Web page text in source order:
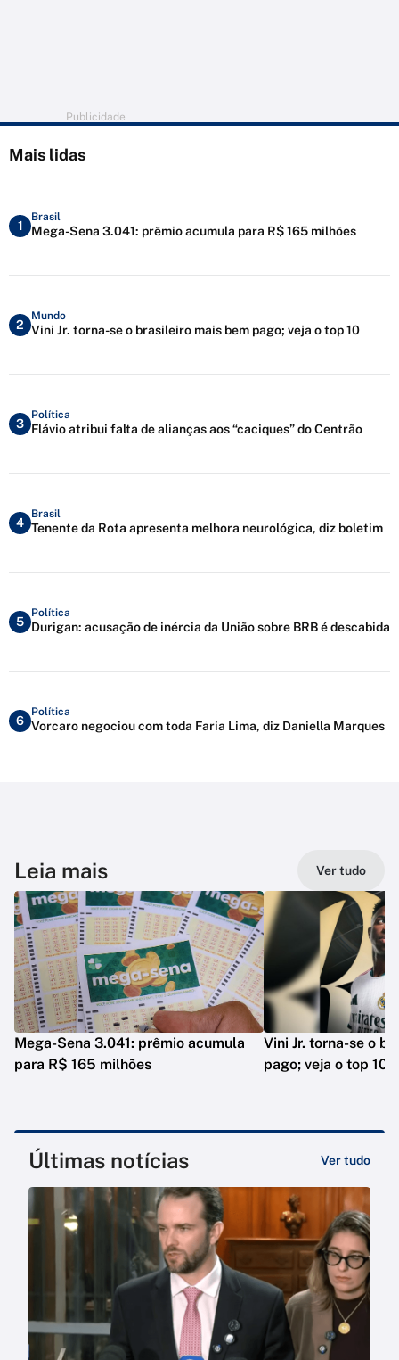
Publicidade
Mais lidas
1
Brasil
Mega-Sena 3.041: prêmio acumula para R$ 165 milhões
2
Mundo
Vini Jr. torna-se o brasileiro mais bem pago; veja o top 10
3
Política
Flávio atribui falta de alianças aos “caciques” do Centrão
4
Brasil
Tenente da Rota apresenta melhora neurológica, diz boletim
5
Política
Durigan: acusação de inércia da União sobre BRB é descabida
6
Política
Vorcaro negociou com toda Faria Lima, diz Daniella Marques
Leia mais Ver tudo
Mega-Sena 3.041: prêmio acumula
para R$ 165 milhões
Vini Jr. torna-se o
pago; veja o top 10
Últimas notícias Ver tudo